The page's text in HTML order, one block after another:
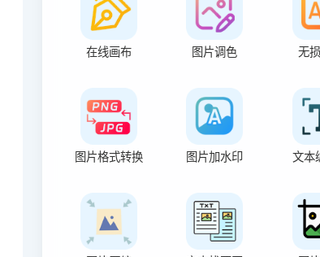
在线画布 图片调色 无
图片格式转换 图片加水印 文本